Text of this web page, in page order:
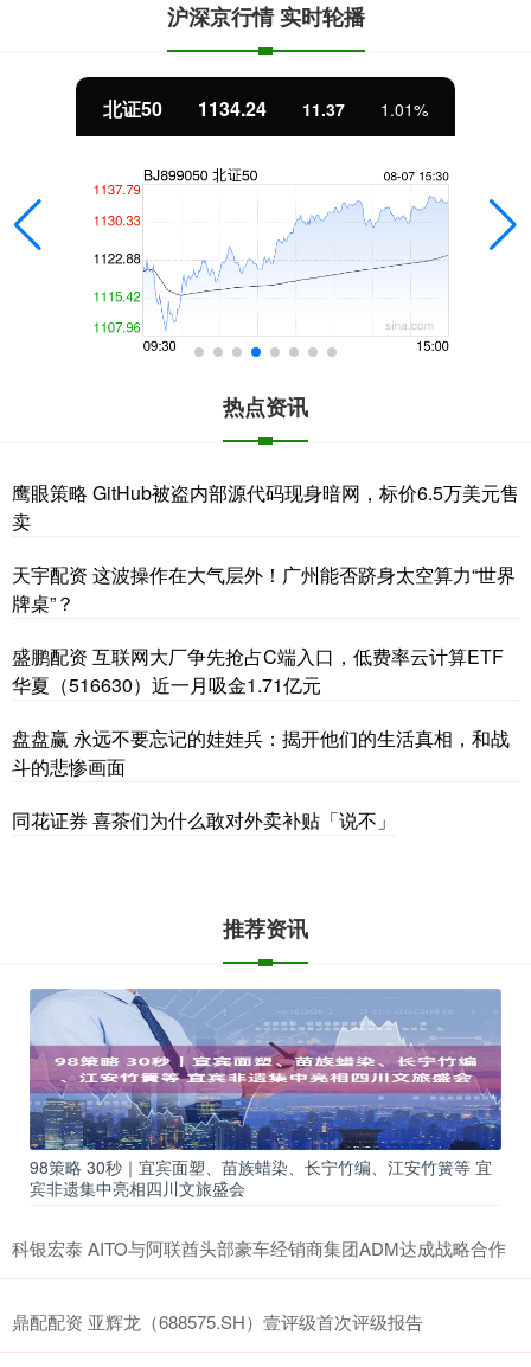
沪深京行情 实时轮播
北证50 1134.24 11.37 1.01%
热点资讯
鹰眼策略 GitHub被盗内部源代码现身暗网，标价6.5万美元售
卖
天宇配资 这波操作在大气层外！广州能否跻身太空算力“世界
牌桌”？
盛鹏配资 互联网大厂争先抢占C端入口，低费率云计算ETF
华夏（516630）近一月吸金1.71亿元
盘盘赢 永远不要忘记的娃娃兵：揭开他们的生活真相，和战
斗的悲惨画面
同花证券 喜茶们为什么敢对外卖补贴「说不」
推荐资讯
98策略 30秒｜宜宾面塑、苗族蜡染、长宁竹编、江安竹簧等 宜
宾非遗集中亮相四川文旅盛会
科银宏泰 AITO与阿联酋头部豪车经销商集团ADM达成战略合作
鼎配配资 亚辉龙（688575.SH）壹评级首次评级报告